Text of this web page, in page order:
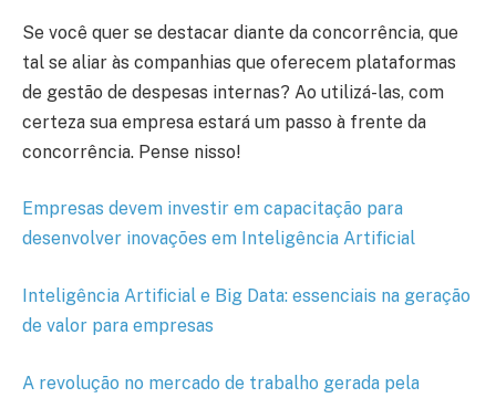
Se você quer se destacar diante da concorrência, que
tal se aliar às companhias que oferecem plataformas
de gestão de despesas internas? Ao utilizá-las, com
certeza sua empresa estará um passo à frente da
concorrência. Pense nisso!
Empresas devem investir em capacitação para
desenvolver inovações em Inteligência Artificial
Inteligência Artificial e Big Data: essenciais na geração
de valor para empresas
A revolução no mercado de trabalho gerada pela